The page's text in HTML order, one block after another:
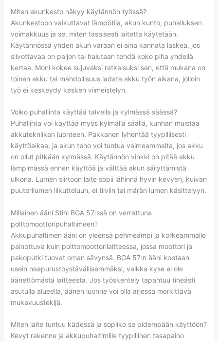
Miten akunkesto näkyy käytännön työssä?
Akunkestoon vaikuttavat lämpötila, akun kunto, puhalluksen
voimakkuus ja se, miten tasaisesti laitetta käytetään.
Käytännössä yhden akun varaan ei aina kannata laskea, jos
siivottavaa on paljon tai halutaan tehdä koko piha yhdellä
kertaa. Moni kokee sujuvaksi ratkaisuksi sen, että mukana on
toinen akku tai mahdollisuus ladata akku työn aikana, jolloin
työ ei keskeydy kesken viimeistelyn.
Voiko puhallinta käyttää talvella ja kylmässä säässä?
Puhallinta voi käyttää myös kylmällä säällä, kunhan muistaa
akkutekniikan luonteen. Pakkanen lyhentää tyypillisesti
käyttöaikaa, ja akun teho voi tuntua vaimeammalta, jos akku
on ollut pitkään kylmässä. Käytännön vinkki on pitää akku
lämpimässä ennen käyttöä ja välttää akun säilyttämistä
ulkona. Lumen siirtoon laite sopii lähinnä hyvin kevyen, kuivan
puuterilumen liikutteluun, ei tiiviin tai märän lumen käsittelyyn.
Millainen ääni Stihl BGA 57:ssä on verrattuna
polttomoottoripuhaltimeen?
Akkupuhaltimen ääni on yleensä pehmeämpi ja korkeammalle
painottuva kuin polttomoottorilaitteessa, jossa moottori ja
pakoputki tuovat oman sävynsä. BGA 57:n ääni koetaan
usein naapurustoystävällisemmäksi, vaikka kyse ei ole
äänettömästä laitteesta. Jos työskentely tapahtuu tiheästi
asutulla alueella, äänen luonne voi olla arjessa merkittävä
mukavuustekijä.
Miten laite tuntuu kädessä ja sopiiko se pidempään käyttöön?
Kevyt rakenne ja akkupuhaltimille tyypillinen tasapaino